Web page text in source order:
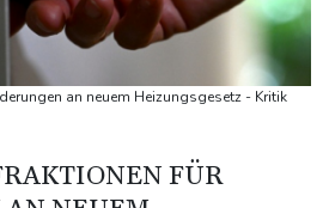
Jacquelin wird Teilzeit-Radprofi
einsetzen
und Saudi-Arabien
Ermittlungen
an neuem Heizungsgesetz - Kritik
FÜR